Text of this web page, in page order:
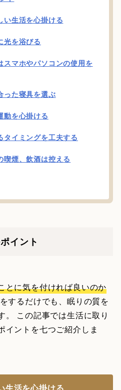
生活を心掛ける
を浴びる
マホやパソコンの使用を
た寝具を選ぶ
を心掛ける
イミングを工夫する
煙、飲酒は控える
イント
とに気を付ければ良いのか
するだけでも、眠りの質を
。 この記事では生活に取り
イントを七つご紹介しま